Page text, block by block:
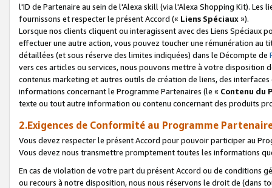
l'ID de Partenaire au sein de l'Alexa skill (via l'Alexa Shopping Kit).
fournissons et respecter le présent Accord (« Liens Spéciaux»).
Lorsque nos clients cliquent ou interagissent avec des Liens Spéciaux
effectuer une autre action, vous pouvez toucher une rémunération
détaillées (et sous réserve des limites indiquées) dans le Décompte de
vers ces articles ou services, nous pouvons mettre à votre disposition
contenus marketing et autres outils de création de liens, des
informations concernant le Programme Partenaires (le « Contenu du
texte ou tout autre information ou contenu concernant des produits
2.Exigences de Conformité au Programme
Vous devez respecter le présent Accord pour pouvoir participer au
Vous devez nous transmettre promptement toutes les informations
En cas de violation de votre part du présent Accord ou de conditions
ou recours à notre disposition, nous nous réservons le droit de (dans